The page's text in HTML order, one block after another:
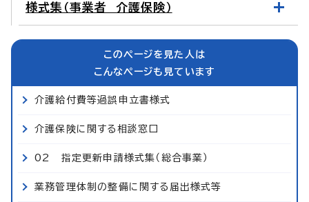
様式集（事業者 介護保険）
このページを見た人は
こんなページも見ています
介護給付費等過誤申立書様式
介護保険に関する相談窓口
02 指定更新申請様式集（総合事業）
業務管理体制の整備に関する届出様式等